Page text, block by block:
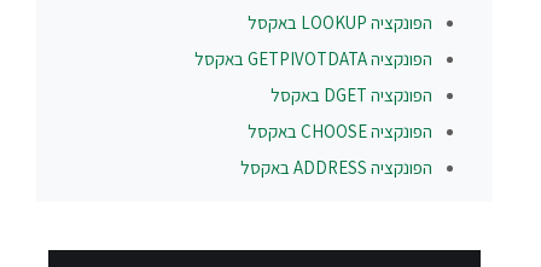
הפונקציה LOOKUP באקסל
הפונקציהGETPIVOTDATA באקסל
הפונקציה DGET באקסל
הפונקציהCHOOSE באקסל
הפונקציה ADDRESS באקסל